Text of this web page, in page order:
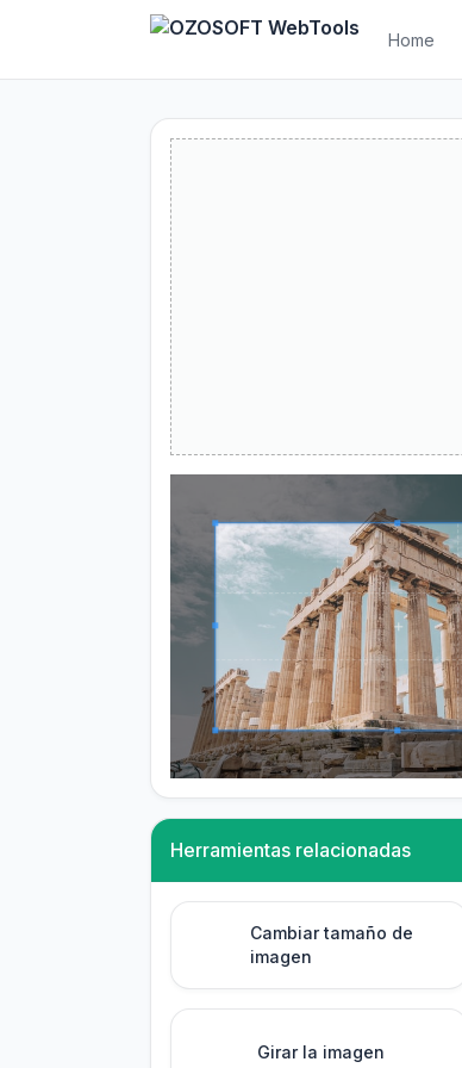
Home
Herramientas relacionadas
Cambiar tamaño de
imagen
Girar la imagen